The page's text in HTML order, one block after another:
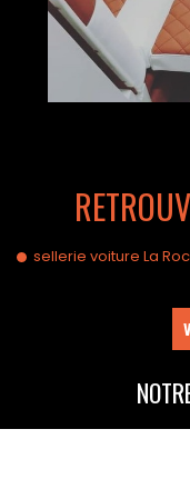
sellerie voiture La